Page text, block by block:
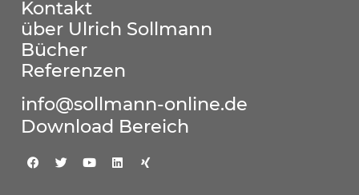
Kontakt
über Ulrich Sollmann
Bücher
Referenzen
info@sollmann-online.de
Download Bereich